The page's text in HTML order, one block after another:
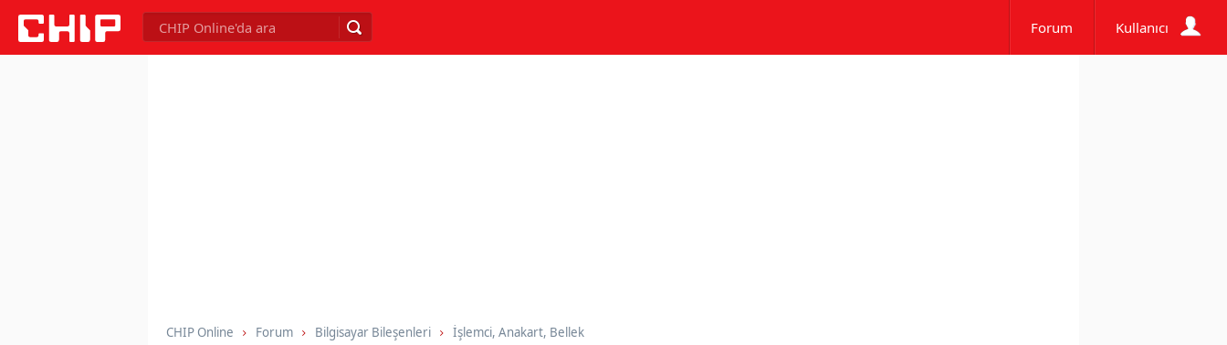
Forum Kullanıcı
CHIP Online Forum Bilgisayar Bileşenleri İşlemci, Anakart, Bellek